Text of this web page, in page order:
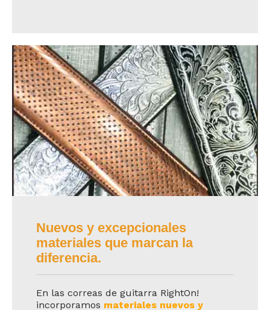
Nuevos y excepcionales
materiales que marcan la
diferencia.
En las correas de guitarra RightOn!
incorporamos materiales nuevos y